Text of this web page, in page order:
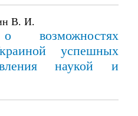
В. И.
успешных
наукой и